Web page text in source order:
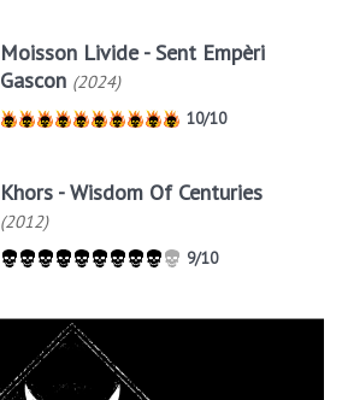
Moisson Livide - Sent Empèri
Gascon (2024)
10/10
Khors - Wisdom Of Centuries
(2012)
9/10